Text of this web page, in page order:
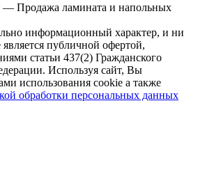
— Продажа ламината и напольных
информационный характер, и ни
публичной офертой,
статьи 437(2) Гражданского
Используя сайт, Вы
использования cookie а также
обработки персональных данных